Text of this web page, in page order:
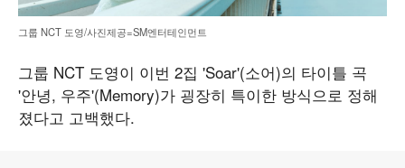
그룹 NCT 도영/사진제공=SM엔터테인먼트
그룹 NCT 도영이 이번 2집 'Soar'(소어)의 타이틀 곡
'안녕, 우주'(Memory)가 굉장히 특이한 방식으로 정해
졌다고 고백했다.